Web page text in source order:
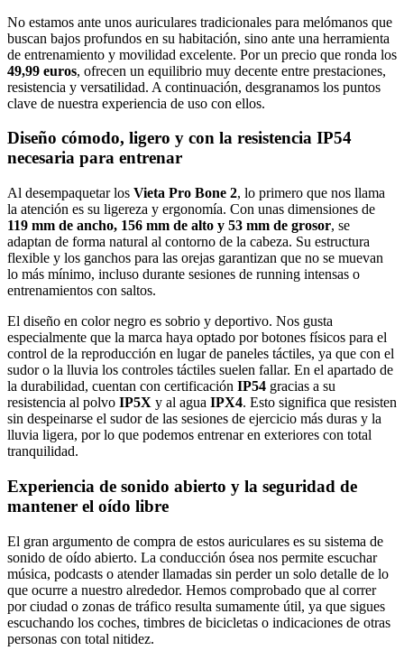
No estamos ante unos auriculares tradicionales para melómanos que
buscan bajos profundos en su habitación, sino ante una herramienta
de entrenamiento y movilidad excelente. Por un precio que ronda los
49,99 euros, ofrecen un equilibrio muy decente entre prestaciones,
resistencia y versatilidad. A continuación, desgranamos los puntos
clave de nuestra experiencia de uso con ellos.
Diseño cómodo, ligero y con la resistencia IP54
necesaria para entrenar
Al desempaquetar los Vieta Pro Bone 2, lo primero que nos llama
la atención es su ligereza y ergonomía. Con unas dimensiones de
119 mm de ancho, 156 mm de alto y 53 mm de grosor, se
adaptan de forma natural al contorno de la cabeza. Su estructura
flexible y los ganchos para las orejas garantizan que no se muevan
lo más mínimo, incluso durante sesiones de running intensas o
entrenamientos con saltos.
El diseño en color negro es sobrio y deportivo. Nos gusta
especialmente que la marca haya optado por botones físicos para el
control de la reproducción en lugar de paneles táctiles, ya que con el
sudor o la lluvia los controles táctiles suelen fallar. En el apartado de
la durabilidad, cuentan con certificación IP54 gracias a su
resistencia al polvo IP5X y al agua IPX4. Esto significa que resisten
sin despeinarse el sudor de las sesiones de ejercicio más duras y la
lluvia ligera, por lo que podemos entrenar en exteriores con total
tranquilidad.
Experiencia de sonido abierto y la seguridad de
mantener el oído libre
El gran argumento de compra de estos auriculares es su sistema de
sonido de oído abierto. La conducción ósea nos permite escuchar
música, podcasts o atender llamadas sin perder un solo detalle de lo
que ocurre a nuestro alrededor. Hemos comprobado que al correr
por ciudad o zonas de tráfico resulta sumamente útil, ya que sigues
escuchando los coches, timbres de bicicletas o indicaciones de otras
personas con total nitidez.